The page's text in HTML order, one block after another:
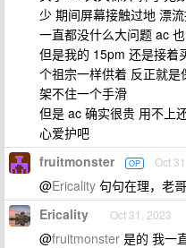
少 期间屏幕接触过地 漂
一直都没什么大问题 ac
但是我的 15pm 还是接着
个祖宗一样供着 反正就
架不住一个手滑
但是 ac 确实很贵 用不上
心爱护吧
fruitmonster OP Oct
@Ericality 句句在理，老
Ericality Oct 31, 2023
@fruitmonster 是的 我一